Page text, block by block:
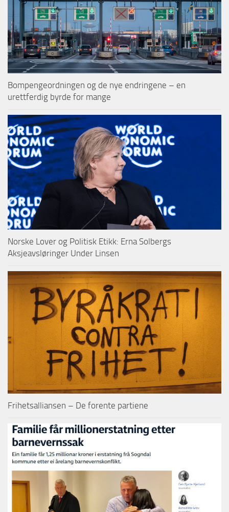
Bompengeordningen og de nye endringene – en
urettferdig byrde for mange
Norske Lover og Politisk Etikk: Erna Solbergs
Aksjeavsløringer Under Linsen
Frihetsalliansen – De forente partiene